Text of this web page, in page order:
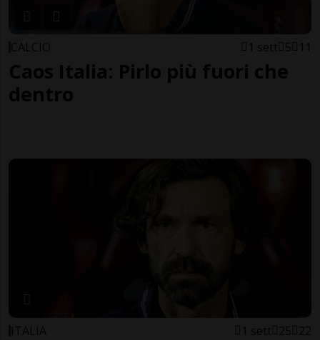
CALCIO 1 sett 5 11
Caos Italia: Pirlo più fuori che
dentro
ITALIA 1 sett 25 22